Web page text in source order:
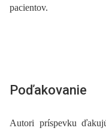
pacientov.
Poďakovanie
Autori príspevku